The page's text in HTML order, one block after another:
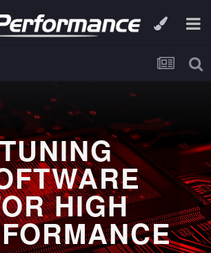
TUNING
HIGH